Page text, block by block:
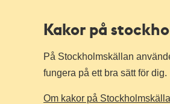
Kakor på
På Stockholmskällan
fungera på ett bra sätt för dig.
Om kakor på